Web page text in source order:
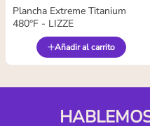
Plancha Extreme Titanium
480°F - LIZZE
Añadir al carrito